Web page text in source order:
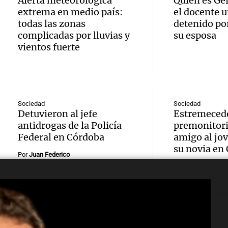
Episodios
en
manos"
Ahora país
Episodios
Audio.
violín
a una
Audio.
extrema en medio país:
todas las zonas
complicadas por lluvias y
vientos fuerte
el docente
detenido
su esposa
Sociedad
Detuvieron al jefe
antidrogas de la Policía
Federal en Córdoba
PorJuan Federico
Sociedad
amigo al
su novia en